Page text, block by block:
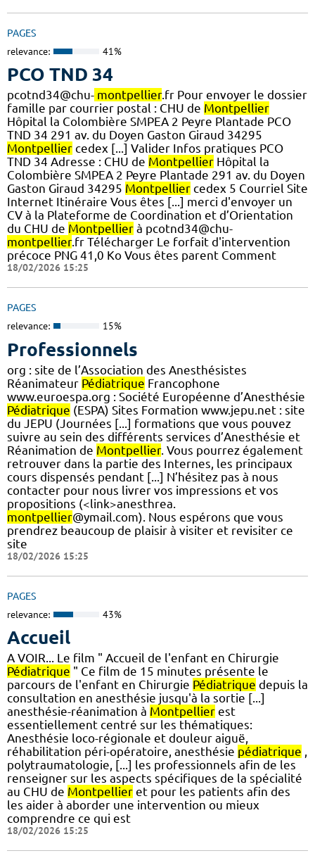
PAGES
relevance: 41%
PCO TND 34
pcotnd34@chu- montpellier.fr Pour envoyer le dossier
famille par courrier postal : CHU de Montpellier
Hôpital la Colombière SMPEA 2 Peyre Plantade PCO
TND 34 291 av. du Doyen Gaston Giraud 34295
Montpellier cedex [...] Valider Infos pratiques PCO
TND 34 Adresse : CHU de Montpellier Hôpital la
Colombière SMPEA 2 Peyre Plantade 291 av. du Doyen
Gaston Giraud 34295 Montpellier cedex 5 Courriel Site
Internet Itinéraire Vous êtes [...] merci d'envoyer un
CV à la Plateforme de Coordination et d’Orientation
du CHU de Montpellier à pcotnd34@chu-
montpellier.fr Télécharger Le forfait d'intervention
précoce PNG 41,0 Ko Vous êtes parent Comment
18/02/2026 15:25
PAGES
relevance: 15%
Professionnels
org : site de l’Association des Anesthésistes
Réanimateur Pédiatrique Francophone
www.euroespa.org : Société Européenne d’Anesthésie
Pédiatrique (ESPA) Sites Formation www.jepu.net : site
du JEPU (Journées [...] formations que vous pouvez
suivre au sein des différents services d’Anesthésie et
Réanimation de Montpellier. Vous pourrez également
retrouver dans la partie des Internes, les principaux
cours dispensés pendant [...] N’hésitez pas à nous
contacter pour nous livrer vos impressions et vos
propositions (<link>anesthrea.
montpellier@ymail.com). Nous espérons que vous
prendrez beaucoup de plaisir à visiter et revisiter ce
site
18/02/2026 15:25
PAGES
relevance: 43%
Accueil
A VOIR... Le film " Accueil de l'enfant en Chirurgie
Pédiatrique " Ce film de 15 minutes présente le
parcours de l'enfant en Chirurgie Pédiatrique depuis la
consultation en anesthésie jusqu'à la sortie [...]
anesthésie-réanimation à Montpellier est
essentiellement centré sur les thématiques:
Anesthésie loco-régionale et douleur aiguë,
réhabilitation péri-opératoire, anesthésie pédiatrique ,
polytraumatologie, [...] les professionnels afin de les
renseigner sur les aspects spécifiques de la spécialité
au CHU de Montpellier et pour les patients afin des
les aider à aborder une intervention ou mieux
comprendre ce qui est
18/02/2026 15:25